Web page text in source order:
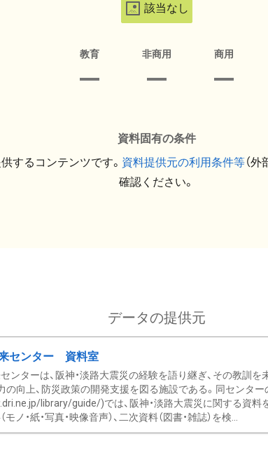
該当なし
教育 非商用 商用
資料固有の条件
するコンテンツです。 資料提供元の利用条件等（
確認ください。
データの提供元
センター 資料室
ンターは、阪神・淡路大震災の経験を語り継ぎ、その教訓
の向上、防災政策の開発支援を図る施設である。同センター
library/guide/)では、阪神・淡路大震災に関する資料
ノ・紙・写真・映像音声）、二次資料（図書・雑誌）を検...